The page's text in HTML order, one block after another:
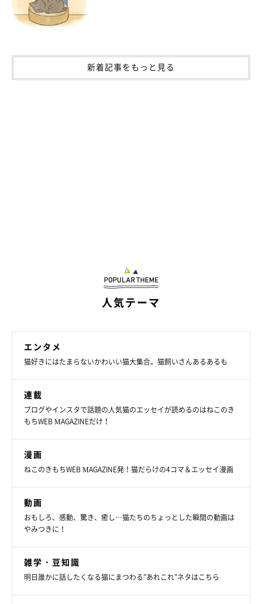
さんは「きょうだい猫をお迎えしたい」
親募集サイトで2匹のことを見つけたのだとか。
その後、飼い主さんは2匹がいた保護団体に連絡をとり、2匹と正
式に家族になることができたといいます。
@pepepopocat
兄妹離れることなく、一緒に飼い主さんの家に迎えられたペペく
んとポポちゃん。日常では、2匹のこんな姿が見られるそうで
「ポポはやんちゃな“切り込み隊長”ですが、人に優しく『ぺぺに
だけ厳しいコ』です。行動が猫らしくて比較的わかりやすいで
す。ぺぺは少しビビりですがたまに大胆になる“不思議ちゃ
ん”で、何を考えているかわからないことが多いです。
ポポのあとをついてきて、何でも真似するぺぺ。ポポと遊びたく
てちょっかいを出し続けるも、毎日シャーシャー怒られるぺぺ。
新着記事をもっと見る
人気テーマ
エンタメ
猫好きにはたまらないかわいい猫大集合。猫飼いさんあるあるも
連載
ブログやインスタで話題の人気猫のエッセイが読めるのはねこのき
もちWEB MAGAZINEだけ！
漫画
ねこのきもちWEB MAGAZINE発！猫だらけの4コマ＆エッセイ漫画
動画
おもしろ、感動、驚き、癒し…猫たちのちょっとした瞬間の動画は
やみつきに！
雑学・豆知識
明日誰かに話したくなる猫にまつわる”あれこれ”ネタはこちら